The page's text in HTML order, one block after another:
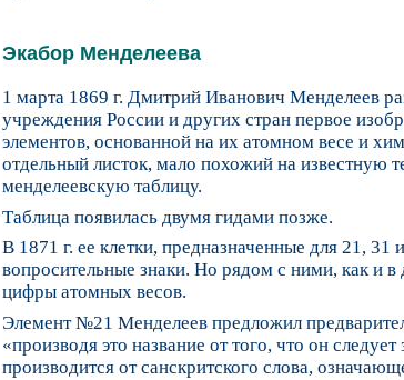
Экабор Менделеева
1 марта 1869 г. Дмитрий Иванович Менделеев
учреждения России и других стран первое
элементов, основанной на их атомном весе и
отдельный листок, мало похожий на известную
менделеевскую таблицу.
Таблица появилась двумя гидами позже.
В 1871 г. ее клетки, предназначенные для 21, 31
вопросительные знаки. Но рядом с ними, как и в
цифры атомных весов.
Элемент №21 Менделеев предложил
«производя это название от того, что он
производится от санскритского слова,